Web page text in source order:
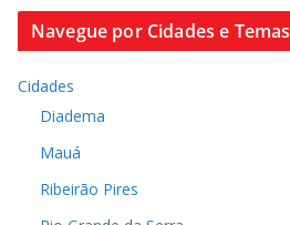
Navegue por Cidades e Temas
Cidades
Diadema
Mauá
Ribeirão Pires